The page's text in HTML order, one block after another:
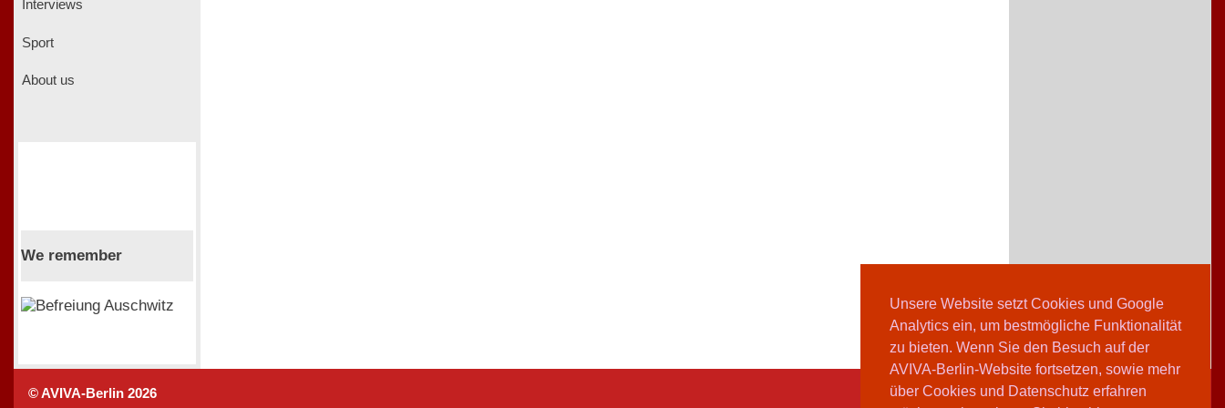
Unsere Website setzt Cookies und Google
Analytics ein, um bestmögliche Funktionalität
zu bieten. Wenn Sie den Besuch auf der
AVIVA-Berlin-Website fortsetzen, sowie mehr
über Cookies und Datenschutz erfahren
Interviews
Sport
About us
We remember
© AVIVA-Berlin 2026